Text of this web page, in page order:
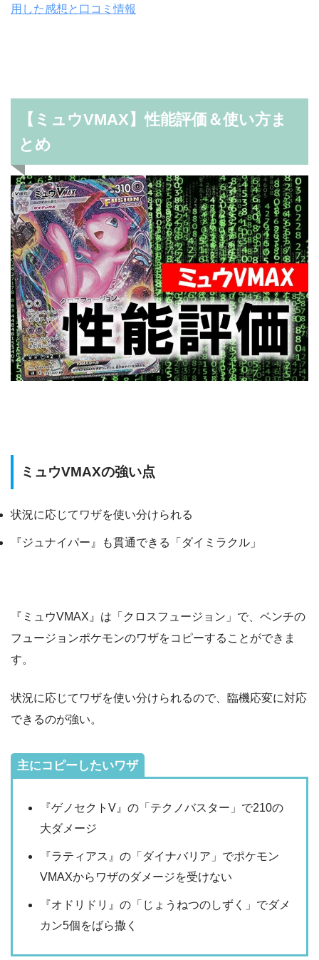
用した感想と口コミ情報
【ミュウVMAX】性能評価＆使い方ま
とめ
ミュウVMAXの強い点
状況に応じてワザを使い分けられる
『ジュナイパー』も貫通できる「ダイミラクル」
『ミュウVMAX』は「クロスフュージョン」で、ベンチの
フュージョンポケモンのワザをコピーすることができま
す。
状況に応じてワザを使い分けられるので、臨機応変に対応
できるのが強い。
主にコピーしたいワザ
『ゲノセクトV』の「テクノバスター」で210の
大ダメージ
『ラティアス』の「ダイナバリア」でポケモン
VMAXからワザのダメージを受けない
『オドリドリ』の「じょうねつのしずく」でダメ
カン5個をばら撒く